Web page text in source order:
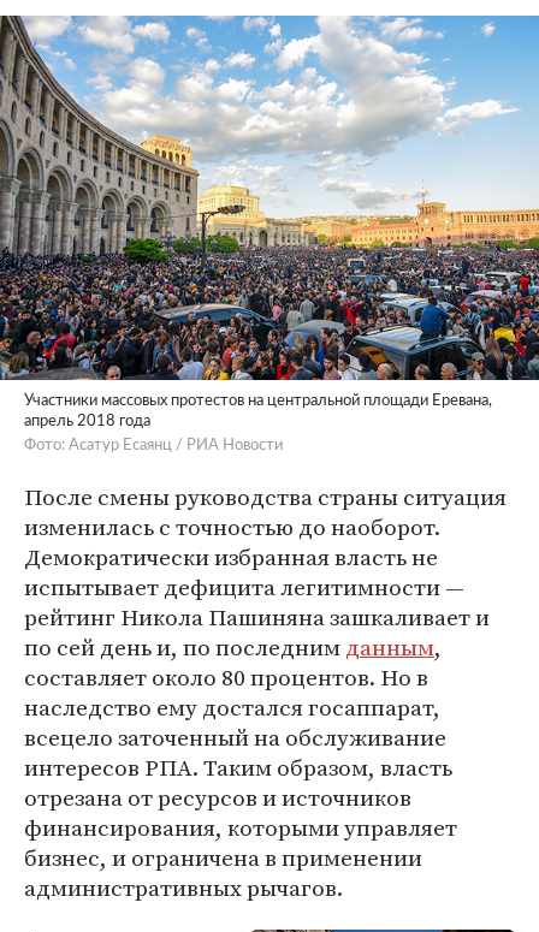
Участники массовых протестов на центральной площади Еревана,
апрель 2018 года
Фото: Асатур Есаянц / РИА Новости
После смены руководства страны ситуация
изменилась с точностью до наоборот.
Демократически избранная власть не
испытывает дефицита легитимности —
рейтинг Никола Пашиняна зашкаливает и
по сей день и, по последнимданным,
составляет около 80 процентов. Но в
наследство ему достался госаппарат,
всецело заточенный на обслуживание
интересов РПА. Таким образом, власть
отрезана от ресурсов и источников
финансирования, которыми управляет
бизнес, и ограничена в применении
административных рычагов.